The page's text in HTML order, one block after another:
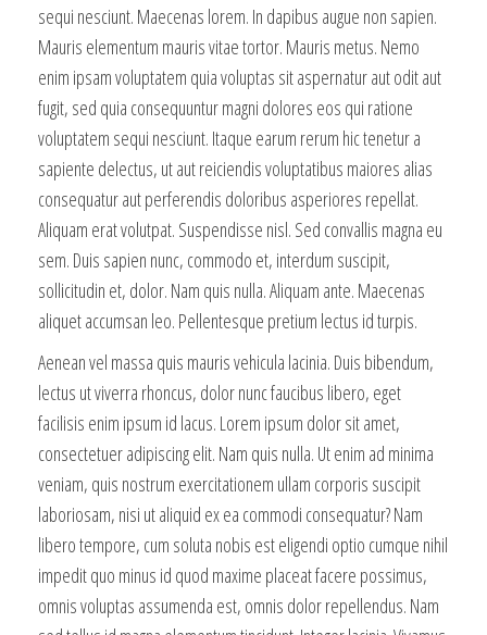
sequi nesciunt. Maecenas lorem. In dapibus augue non sapien.
Mauris elementum mauris vitae tortor. Mauris metus. Nemo
enim ipsam voluptatem quia voluptas sit aspernatur aut odit aut
fugit, sed quia consequuntur magni dolores eos qui ratione
voluptatem sequi nesciunt. Itaque earum rerum hic tenetur a
sapiente delectus, ut aut reiciendis voluptatibus maiores alias
consequatur aut perferendis doloribus asperiores repellat.
Aliquam erat volutpat. Suspendisse nisl. Sed convallis magna eu
sem. Duis sapien nunc, commodo et, interdum suscipit,
sollicitudin et, dolor. Nam quis nulla. Aliquam ante. Maecenas
aliquet accumsan leo. Pellentesque pretium lectus id turpis.
Aenean vel massa quis mauris vehicula lacinia. Duis bibendum,
lectus ut viverra rhoncus, dolor nunc faucibus libero, eget
facilisis enim ipsum id lacus. Lorem ipsum dolor sit amet,
consectetuer adipiscing elit. Nam quis nulla. Ut enim ad minima
veniam, quis nostrum exercitationem ullam corporis suscipit
laboriosam, nisi ut aliquid ex ea commodi consequatur? Nam
libero tempore, cum soluta nobis est eligendi optio cumque nihil
impedit quo minus id quod maxime placeat facere possimus,
omnis voluptas assumenda est, omnis dolor repellendus. Nam